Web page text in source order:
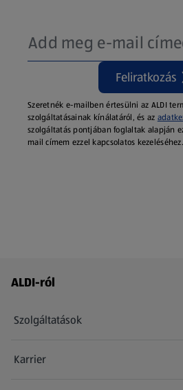
Feliratkozás
Szeretnék e-mailben értesülni az ALDI
szolgáltatásainak kínálatáról, és az
szolgáltatás pontjában foglaltak alapján
mail címem ezzel kapcsolatos kezeléséhez.
Láblécmenü - további linkek
ALDI-ról
Szolgáltatások
Karrier
(új oldalon nyílik meg)